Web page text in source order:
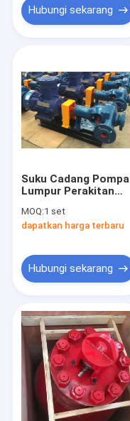
Produk
Video
Tentang Kami
Hubungi sekarang
Suku Cadang Pompa
Lumpur Perakitan
Listrik Untuk Pompa
RS F-1600
MOQ:1 set
dapatkan harga terbaru
Hubungi sekarang